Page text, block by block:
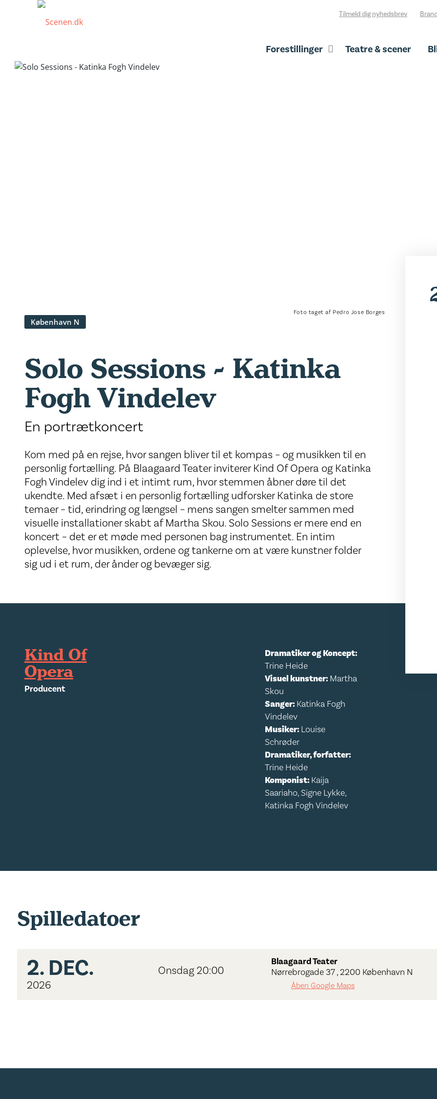
Tilmeld dig nyhedsbrev
Forestillinger Teatre & scener
København N
Foto taget af Pedro Jose Borges
Solo Sessions - Katinka
Fogh Vindelev
En portrætkoncert
Kom med på en rejse, hvor sangen bliver til et kompas – og musikken til en
personlig fortælling. På Blaagaard Teater inviterer Kind Of Opera og Katinka
Fogh Vindelev dig ind i et intimt rum, hvor stemmen åbner døre til det
ukendte. Med afsæt i en personlig fortælling udforsker Katinka de store
temaer – tid, erindring og længsel – mens sangen smelter sammen med
visuelle installationer skabt af Martha Skou. Solo Sessions er mere end en
koncert – det er et møde med personen bag instrumentet. En intim
oplevelse, hvor musikken, ordene og tankerne om at være kunstner folder
sig ud i et rum, der ånder og bevæger sig.
Kind Of
Opera
Producent
Dramatiker og Koncept:
Trine Heide
Visuel kunstner: Martha
Skou
Sanger: Katinka Fogh
Vindelev
Musiker: Louise
Schrøder
Dramatiker, forfatter:
Trine Heide
Komponist: Kaija
Saariaho, Signe Lykke,
Katinka Fogh Vindelev
Spilledatoer
2. DEC.
2026
Onsdag 20:00
Blaagaard Teater
Nørrebrogade 37 , 2200 København N
Åben Google Maps